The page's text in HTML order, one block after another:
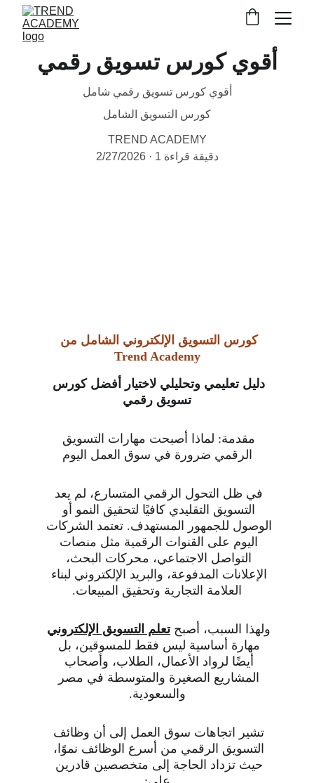
أقوي كورس تسويق رقمي
أقوي كورس تسويق رقمي شامل
كورس التسويق الشامل
TREND ACADEMY
2/27/2026
1 دقيقة قراءة
كورس التسويق الإلكتروني الشامل من
Trend Academy
دليل تعليمي وتحليلي لاختيار أفضل كورس
تسويق رقمي
مقدمة: لماذا أصبحت مهارات التسويق
الرقمي ضرورة في سوق العمل اليوم
في ظل التحول الرقمي المتسارع، لم يعد
التسويق التقليدي كافيًا لتحقيق النمو أو
الوصول للجمهور المستهدف. تعتمد الشركات
اليوم على القنوات الرقمية مثل منصات
التواصل الاجتماعي، محركات البحث،
الإعلانات المدفوعة، والبريد الإلكتروني لبناء
العلامة التجارية وتحقيق المبيعات.
ولهذا السبب، أصبح تعلم التسويق الإلكتروني
مهارة أساسية ليس فقط للمسوقين، بل
أيضًا لرواد الأعمال، الطلاب، وأصحاب
المشاريع الصغيرة والمتوسطة في مصر
والسعودية.
تشير اتجاهات سوق العمل إلى أن وظائف
التسويق الرقمي من أسرع الوظائف نموًا،
حيث تزداد الحاجة إلى متخصصين قادرين